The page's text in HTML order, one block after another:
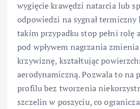
wygięcie krawędzi natarcia lub
odpowiedzi na sygnał
takim przypadku stop pełni rolę
pod wpływem nagrzania zmienia
krzywiznę, kształtując
aerodynamiczną. Pozwala to na
profilu bez tworzenia
szczelin w poszyciu, co